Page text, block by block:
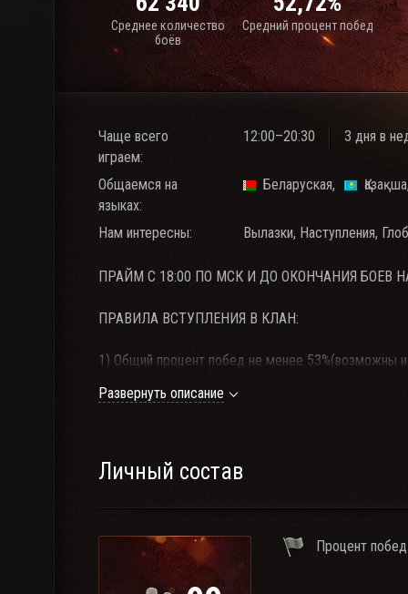
Среднее количество
боёв
Средний процент побед
Чаще всего
играем:
12:00–20:30 3 дня в
Общаемся на
языках:
Беларуская Қазақша
Нам интересны: Вылазки, Наступления,
ПРАЙМ С 18:00 ПО МСК И ДО ОКОНЧАНИЯ БОЕВ
ПРАВИЛА ВСТУПЛЕНИЯ В КЛАН:
1) Общий процент побед не менее 53%(возможны
3) Наличие установленной программы TeamSpeak3
5) Игнорщикам, халявщикам и песочным воинам у
Адекватность, дисциплина, строгое и четкое
Развернуть описание
Личный состав
Процент побед